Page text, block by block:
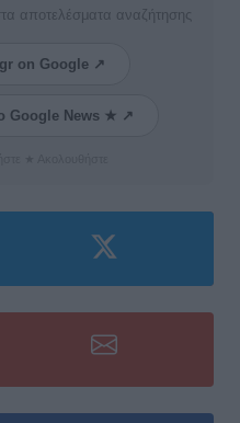
αποτελέσματα αναζήτησης
on Google ↗
Google News ★ ↗